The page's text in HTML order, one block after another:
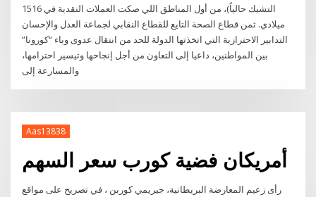
التشيك حالياً)، من أول المناطق اللي صكت العملات النقدية في 1516
ميلادي. ثمن قطاع الصحة التايع للقطاع النقابي لجماعة العدل والإحسان
التدابير الاحترازية التي اتخذتها الدولة للحد من انتقال عدوى وباء “كورونا”
بين المواطنين، داعيا إلى التعاون من أجل إنجاحها وتيسير احترامها،
والمسارعة إلى
Aas13838
أمريكان فضية كورب سعر السهم
رأى زعيم المعارضة البريطانية، جيريمي كوربن ، في تصريح على مواقع